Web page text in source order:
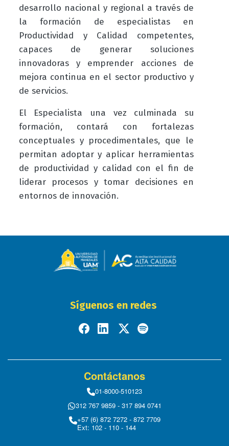
desarrollo nacional y regional através de
la formación de especialistas en
Productividad y Calidad competentes,
capaces de generarsoluciones
innovadoras y emprender acciones de
mejora continua en el sector productivo y
de servicios.
El Especialista una vez culminada su
formación, contará con fortalezas
conceptuales y procedimentales, que le
permitan adoptar y aplicar herramientas
de productividad y calidad con el fin de
liderar procesos y tomar decisiones en
entornos de innovación.
Síguenos en redes
Contáctanos
01-8000-510123
312 767 9859 - 317 894 0741
+57 (6) 872 7272 - 872 7709
Ext: 102 - 110 - 144